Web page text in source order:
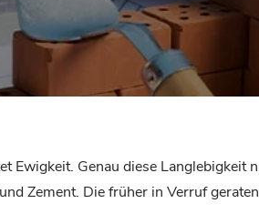
Genau diese Langlebigkeit
Zement. Die früher in Verruf